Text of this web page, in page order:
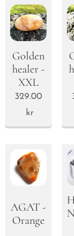
Golden
healer -
XXL
329.00
kr
AGAT -
Orange